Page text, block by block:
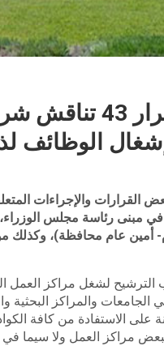
في اجتماعها الثالث..
الوظائف
بمراجعة بعض القرارات
اجتماعها الثالث اليوم السبت 19/10/
أمين عام محافظة)،
الترشيح لشغل مراكز العمل
الجامعات والمراكز
الاستفادة من كافة
مراكز العمل ولا سيما